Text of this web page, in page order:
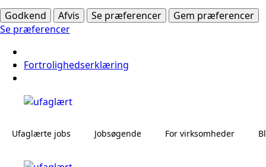
Godkend
Afvis Se præferencer
Gem præferencer
Se præferencer
Fortrolighedserklæring
Ufaglærte jobs Jobsøgende For virksomheder